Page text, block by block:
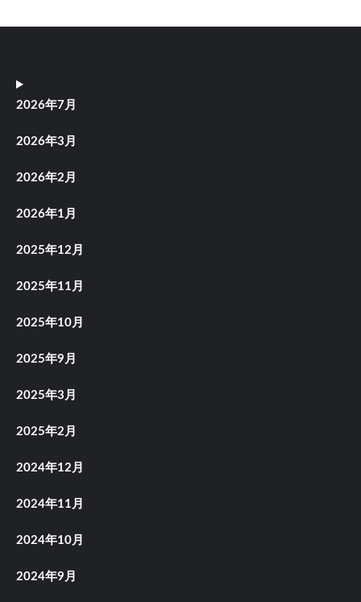
2026年7月
2026年3月
2026年2月
2026年1月
2025年12月
2025年11月
2025年10月
2025年9月
2025年3月
2025年2月
2024年12月
2024年11月
2024年10月
2024年9月